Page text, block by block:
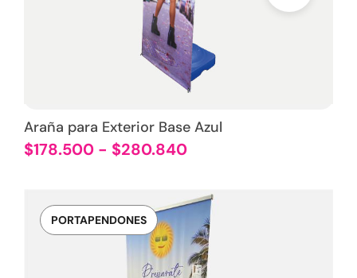
Araña para Exterior Base Azul
$178.500 - $280.840
PORTAPENDONES